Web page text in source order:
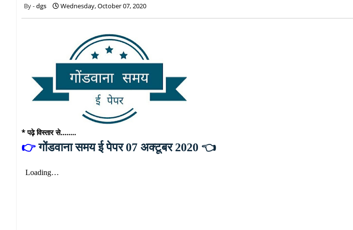
dgs Wednesday, October 07, 2020
* पढ़े विस्तार से........
👉गोंडवाना समय ई पेपर 07 अक्टूबर 2020 👈